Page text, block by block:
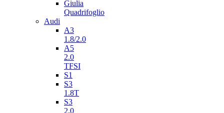
Giulia
Quadrifoglio
Audi
A3
1.8/2.0
A5
2.0
TFSI
S1
S3
1.8T
S3
2.0